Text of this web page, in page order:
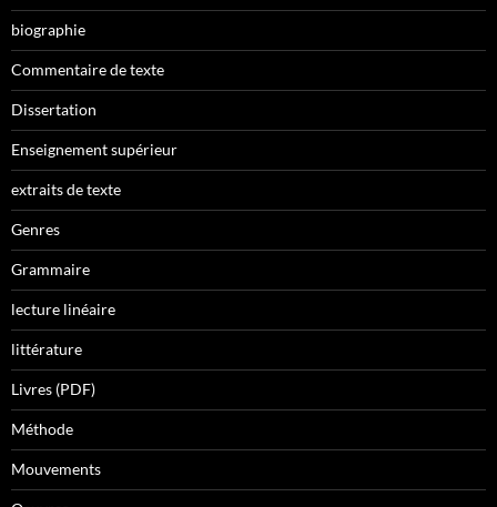
biographie
Commentaire de texte
Dissertation
Enseignement supérieur
extraits de texte
Genres
Grammaire
lecture linéaire
littérature
Livres (PDF)
Méthode
Mouvements